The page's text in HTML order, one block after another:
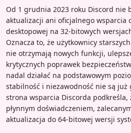
Od 1 grudnia 2023 roku Discord nie
aktualizacji ani oficjalnego wsparcia
desktopowej na 32-bitowych
Oznacza to, że użytkownicy
nie otrzymają nowych funkcji,
krytycznych poprawek
nadal działać na podstawowym
stabilność i niezawodność nie są
strona wsparcia Discorda podkreśla,
płynnym doświadczeniem,
aktualizacja do 64-bitowej wersji